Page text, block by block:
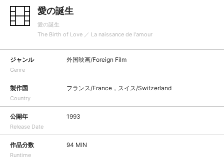
愛の誕生
愛の誕生
The Birth of Love ／ La naissance de l'amour
ジャンル
Genre
外国映画/Foreign Film
製作国
Country
フランス/France，スイス/Switzerland
公開年
Release Date
1993
作品分数
Runtime
94 MIN